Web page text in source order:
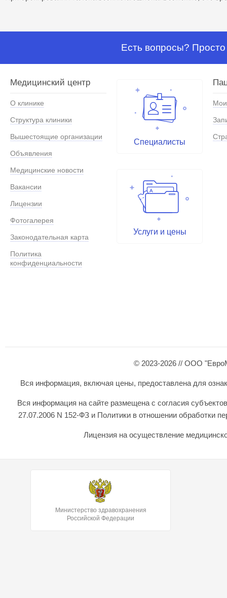
Есть вопросы?
Медицинский центр
О клинике
Структура клиники
Вышестоящие организации
Объявления
Медицинские новости
Вакансии
Лицензии
Фотогалерея
Законодательная карта
Политика
конфиденциальности
Специалисты
Услуги и цены
© 2023-2026 // ООО
Вся информация, включая цены, предоставлена для
Вся информация на сайте размещена с согласия
27.07.2006 N 152-ФЗ и Политики в отношении обработки
Лицензия на осуществление
Министерство здравохранения
Российской Федерации